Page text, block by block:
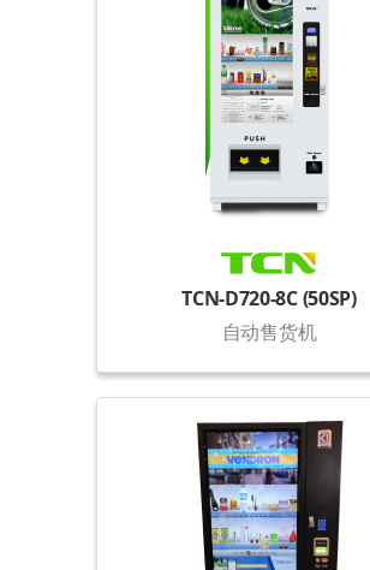
TCN-D720-8C (50SP)
自动售货机